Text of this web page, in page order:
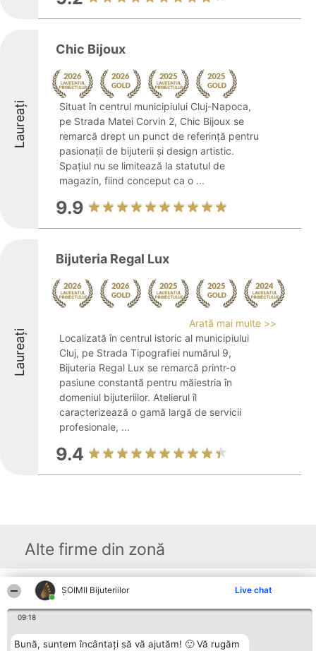
ŞOIMII Bijuteriilor Live chat
09:18
Bună, suntem încântați să vă ajutăm! 🙂 Vă rugăm
Laureați
Chic Bijoux
Situat în centrul municipiului Cluj-Napoca,
pe Strada Matei Corvin 2, Chic Bijoux se
remarcă drept un punct de referință pentru
pasionații de bijuterii și design artistic.
Spațiul nu se limitează la statutul de
magazin, fiind conceput ca o ...
9.9
Laureați
Bijuteria Regal Lux
Arată mai multe >>
Localizată în centrul istoric al municipiului
Cluj, pe Strada Tipografiei numărul 9,
Bijuteria Regal Lux se remarcă printr-o
pasiune constantă pentru măiestria în
domeniul bijuteriilor. Atelierul îl
caracterizează o gamă largă de servicii
profesionale, ...
9.4
Alte firme din zonă
Organizator Ranking
Aleea Timisul De Sus 2 Bl. A30
București
CUI 36737675
Statut
Contact